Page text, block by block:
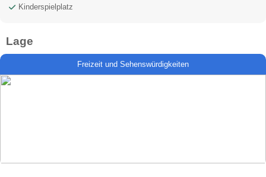
Kinderspielplatz
Lage
Freizeit und Sehenswürdigkeiten